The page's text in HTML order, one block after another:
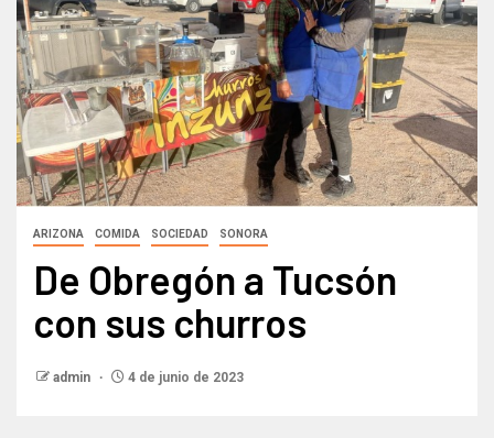
ARIZONA COMIDA SOCIEDAD SONORA
De Obregón a Tucsón
con sus churros
admin 4 de junio de 2023